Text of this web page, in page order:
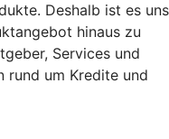
Deshalb ist es uns
hinaus zu
Services und
rund um Kredite und